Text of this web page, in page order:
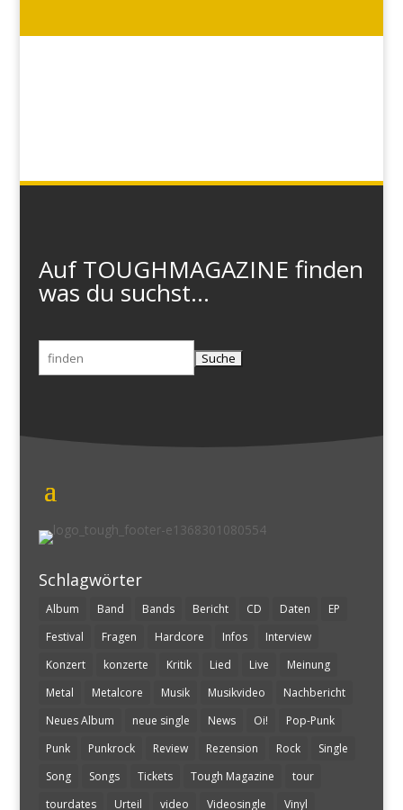
Auf TOUGHMAGAZINE finden
was du suchst...
Suchen
nach:
Schlagwörter
Album Band Bands Bericht CD Daten
EP
Festival
Fragen Hardcore Infos
Interview
Konzert
konzerte Kritik Lied Live
Meinung
Metal
Metalcore Musik Musikvideo
Nachbericht
Neues Album
neue single News Oi!
Pop-Punk
Punk
Punkrock Review Rezension Rock
Single
Song
Songs Tickets Tough Magazine
tour
tourdates
Urteil video Videosingle Vinyl